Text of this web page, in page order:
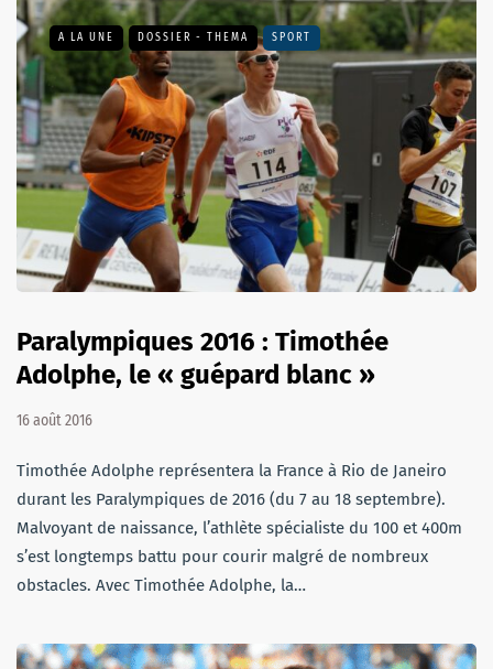
A LA UNE DOSSIER - THEMA SPORT
Paralympiques 2016 : Timothée
Adolphe, le « guépard blanc »
16 août 2016
Timothée Adolphe représentera la France à Rio de Janeiro
durant les Paralympiques de 2016 (du 7 au 18 septembre).
Malvoyant de naissance, l’athlète spécialiste du 100 et 400m
s’est longtemps battu pour courir malgré de nombreux
obstacles. Avec Timothée Adolphe, la…